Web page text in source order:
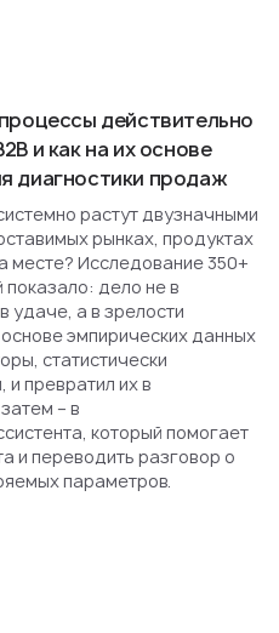
действительно
и как на их основе
диагностики продаж
растут двузначными
рынках, продуктах
месте? Исследование 350+
дело не в
удаче, а в зрелости
эмпирических данных
статистически
и превратил их в
– в
который помогает
и переводить разговор о
параметров.